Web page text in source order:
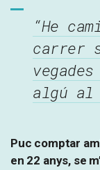
“He
carrer
algú al
Puc comptar
en 22 anys, se